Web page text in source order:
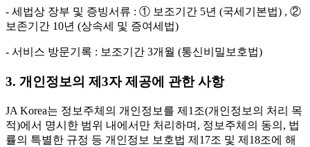
- 세법상 장부 및 증빙서류 : ① 보조기간 5년 (국세기본법) , ②
보존기간 10년 (상속세 및 증여세법)
- 서비스 방문기록 : 보조기간 3개월 (통신비밀보호법)
3. 개인정보의 제3자 제공에 관한 사항
JA Korea는 정보주체의 개인정보를 제1조(개인정보의 처리 목
적)에서 명시한 범위 내에서만 처리하며, 정보주체의 동의, 법
률의 특별한 규정 등 개인정보 보호법 제17조 및 제18조에 해